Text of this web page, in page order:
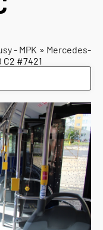
- MPK » Mercedes-
C2 #7421